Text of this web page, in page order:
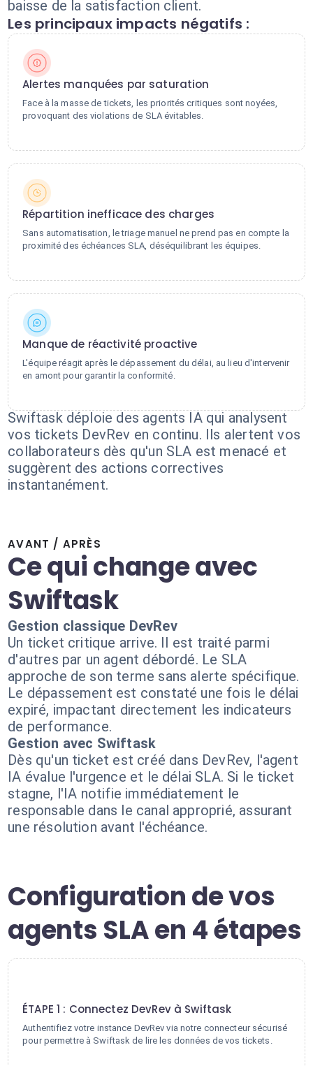
baisse de la satisfaction client.
Les principaux impacts négatifs :
Alertes manquées par saturation
Face à la masse de tickets, les priorités critiques sont noyées,
provoquant des violations de SLA évitables.
Répartition inefficace des charges
Sans automatisation, le triage manuel ne prend pas en compte la
proximité des échéances SLA, déséquilibrant les équipes.
Manque de réactivité proactive
L'équipe réagit après le dépassement du délai, au lieu d'intervenir
en amont pour garantir la conformité.
Swiftask déploie des agents IA qui analysent
vos tickets DevRev en continu. Ils alertent vos
collaborateurs dès qu'un SLA est menacé et
suggèrent des actions correctives
instantanément.
AVANT / APRÈS
Ce qui change avec
Swiftask
Gestion classique DevRev
Un ticket critique arrive. Il est traité parmi
d'autres par un agent débordé. Le SLA
approche de son terme sans alerte spécifique.
Le dépassement est constaté une fois le délai
expiré, impactant directement les indicateurs
de performance.
Gestion avec Swiftask
Dès qu'un ticket est créé dans DevRev, l'agent
IA évalue l'urgence et le délai SLA. Si le ticket
stagne, l'IA notifie immédiatement le
responsable dans le canal approprié, assurant
une résolution avant l'échéance.
Configuration de vos
agents SLA en 4 étapes
ÉTAPE 1 : Connectez DevRev à Swiftask
Authentifiez votre instance DevRev via notre connecteur sécurisé
pour permettre à Swiftask de lire les données de vos tickets.